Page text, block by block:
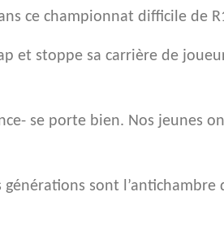
ce championnat difficile de
et stoppe sa carrière de
se porte bien. Nos jeunes
sont